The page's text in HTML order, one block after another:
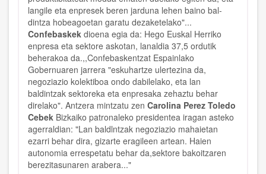
langile eta enpresek beren jarduna lehen baino bal­
dintza hobeagoetan garatu dezaketelako"...
Confebaskek dioena egia da: Hego Eus­kal Herriko
enpresa eta sektore askotan, lanaldia 37,5 ordutik
beherakoa da.,,Confebaskentzat Espainlako
Gobernuaren jarrera "eskuhartze ulertezina da,
negoziazio kolektiboa ondo dabilelako, eta lan
baldintzak sektoreka eta enpresa­ka zehaztu behar
direlako". An­tzera mintzatu zen Carolina Perez Toledo
Cebek Bizkaiko patronaleko presidentea iragan asteko
agerraldian: "Lan baldlntzak negoziazio mahaietan
ezarri behar dira, gizarte eragileen artean. Haien
autonomia errespetatu behar da,sektore bakoitzaren
berezitasunaren arabera..."